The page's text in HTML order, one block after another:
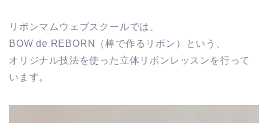
リボンマムウェブスクールでは、
BOW de REBORN（棒で作るリボン）という、
オリジナル技法を使った立体リボンレッスンを行って
います。